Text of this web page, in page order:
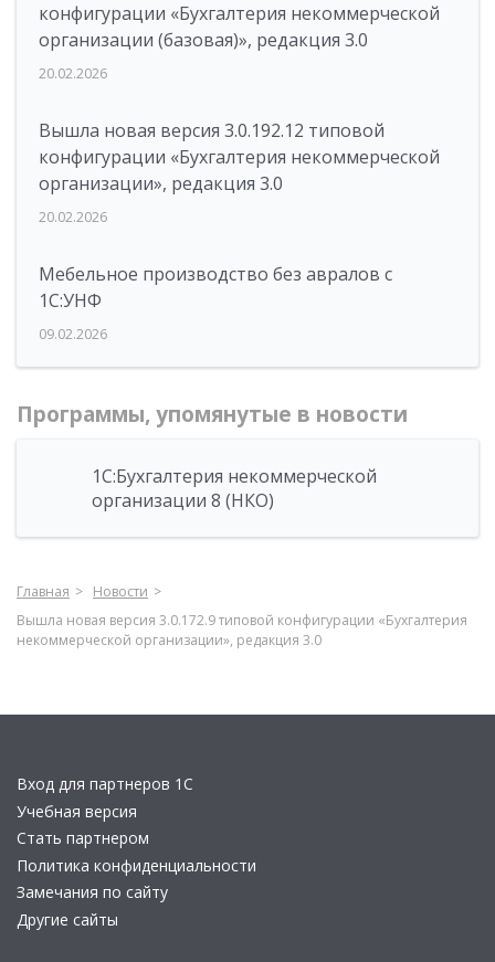
конфигурации «Бухгалтерия некоммерческой
организации (базовая)», редакция 3.0
20.02.2026
Вышла новая версия 3.0.192.12 типовой
конфигурации «Бухгалтерия некоммерческой
организации», редакция 3.0
20.02.2026
Мебельное производство без авралов с
1С:УНФ
09.02.2026
Программы, упомянутые в новости
1С:Бухгалтерия некоммерческой
организации 8 (НКО)
Главная
Новости
Вышла новая версия 3.0.172.9 типовой конфигурации «Бухгалтерия
некоммерческой организации», редакция 3.0
Вход для партнеров 1С
Учебная версия
Стать партнером
Политика конфиденциальности
Замечания по сайту
Другие сайты